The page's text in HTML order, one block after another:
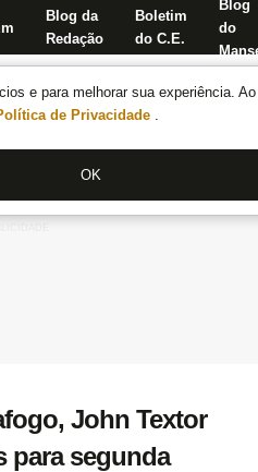
e para melhorar sua experiência.
de Privacidade .
OK
Blog da
Redação
Boletim
do C.E.
Blog
do
John Textor
para segunda